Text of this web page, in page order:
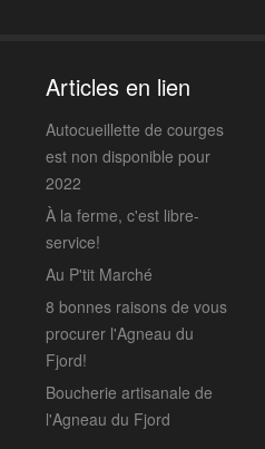
Articles en lien
Autocueillette de courges
est non disponible pour
2022
À la ferme, c'est libre-
service!
Au P'tit Marché
8 bonnes raisons de vous
procurer l'Agneau du
Fjord!
Boucherie artisanale de
l'Agneau du Fjord